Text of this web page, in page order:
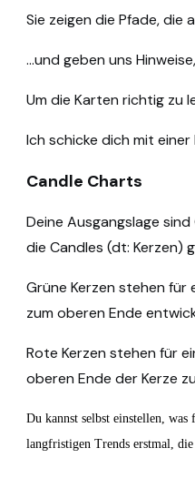
Sie zeigen die Pfade, die
…und geben uns
Um die Karten richtig zu
Ich schicke dich mit einer
Candle Charts
Deine Ausgangslage
die Candles (dt: Kerzen)
Grüne Kerzen stehen
zum oberen Ende
Rote Kerzen stehen für
oberen Ende der Kerze
Du kannst selbst einstellen,
langfristigen Trends erstmal,